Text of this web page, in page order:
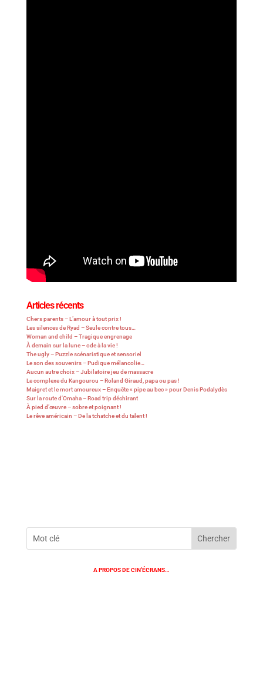
Articles récents
Chers parents – L’amour à tout prix !
Les silences de Ryad – Seule contre tous…
Woman and child – Tragique engrenage
À demain sur la lune – ode à la vie !
The ugly – Puzzle scénaristique et sensoriel
Le son des souvenirs – Pudique mélancolie…
Aucun autre choix – Jubilatoire jeu de massacre
Le complexe du Kangourou – Roland Giraud, papa ou pas !
Maigret et le mort amoureux – Enquête « pipe au bec » pour Denis Podalydès
Sur la route d’Omaha – Road trip déchirant
À pied d’œuvre – sobre et poignant !
Le rêve américain – De la tchatche et du talent !
A PROPOS DE CIN’ÉCRANS…